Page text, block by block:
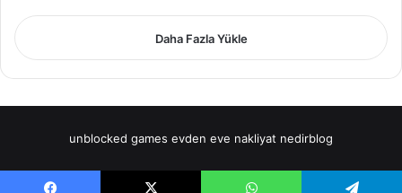
Daha Fazla Yükle
unblocked games evden eve nakliyat nedirblog